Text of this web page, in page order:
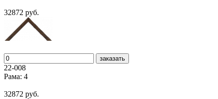
32872 руб.
заказать
22-008
Рама: 4
32872 руб.